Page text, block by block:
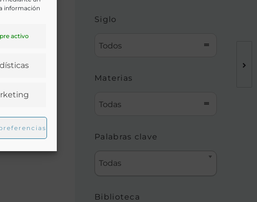
información
activo
miembro.
Cartilla
Siglo
Todos
Materias
Todas
Palabras clave
Todas
Biblioteca